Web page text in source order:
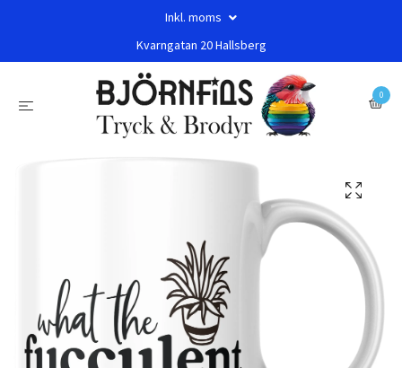
Inkl. moms
Kvarngatan 20 Hallsberg
0